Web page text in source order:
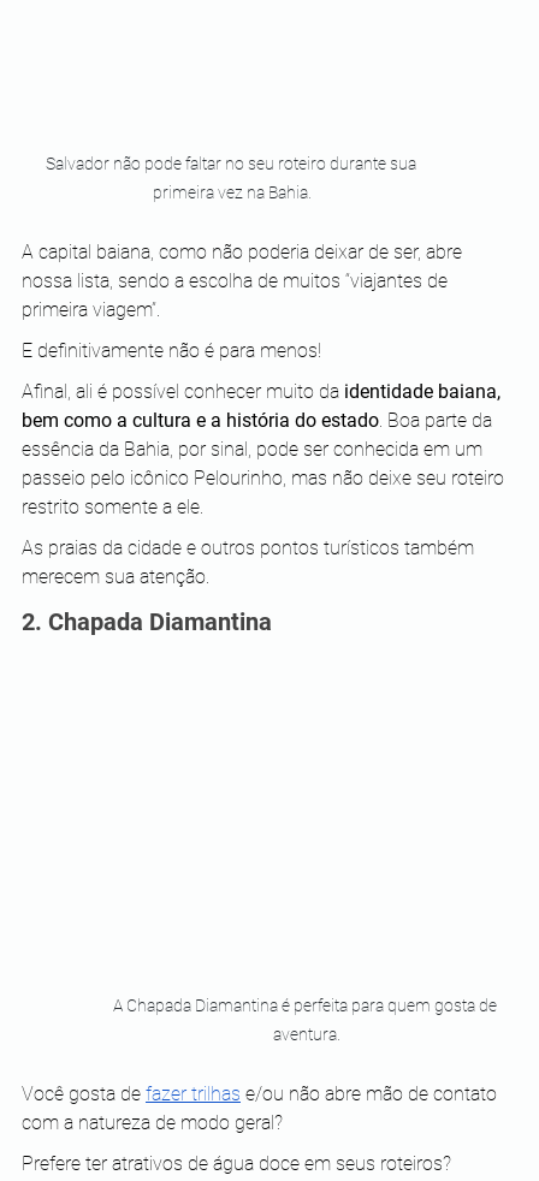
Salvador não pode faltar no seu roteiro durante sua
primeira vez na Bahia.
A capital baiana, como não poderia deixar de ser, abre
nossa lista, sendo a escolha de muitos “viajantes de
primeira viagem”.
E definitivamente não é para menos!
Afinal, ali é possível conhecer muito da identidade baiana,
bem como a cultura e a história do estado . Boa parte da
essência da Bahia, por sinal, pode ser conhecida em um
passeio pelo icônico Pelourinho, mas não deixe seu roteiro
restrito somente a ele.
As praias da cidade e outros pontos turísticos também
merecem sua atenção.
2. Chapada Diamantina
A Chapada Diamantina é perfeita para quem gosta de
aventura.
Você gosta de fazer trilhas e/ou não abre mão de contato
com a natureza de modo geral?
Prefere ter atrativos de água doce em seus roteiros?